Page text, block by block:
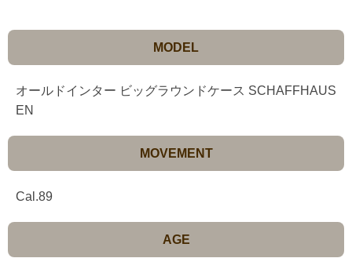
MODEL
オールドインター ビッグラウンドケース SCHAFFHAUS
EN
MOVEMENT
Cal.89
AGE